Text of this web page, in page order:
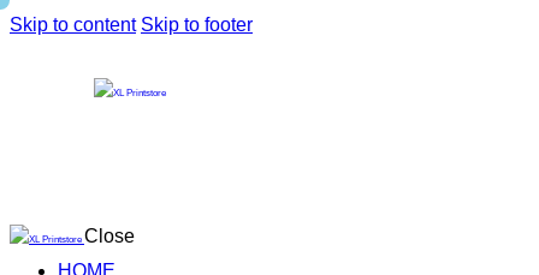
Skip to content Skip to footer
Close
HOME